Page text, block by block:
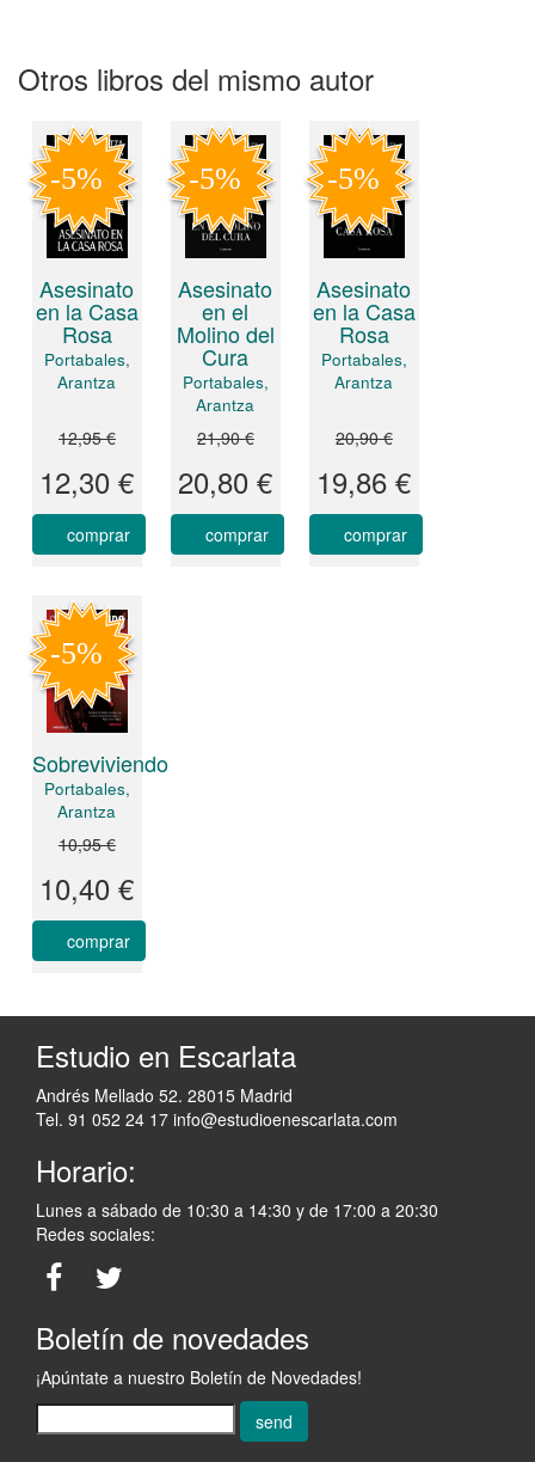
Otros libros del mismo autor
Asesinato
en la Casa
Rosa
Portabales,
Arantza
12,95 €
12,30 €
comprar
Asesinato
en el
Molino del
Cura
Portabales,
Arantza
21,90 €
20,80 €
comprar
Asesinato
en la Casa
Rosa
Portabales,
Arantza
20,90 €
19,86 €
comprar
Sobreviviendo
Portabales,
Arantza
10,95 €
10,40 €
comprar
Estudio en Escarlata
Andrés Mellado 52. 28015 Madrid
Tel. 91 052 24 17 info@estudioenescarlata.com
Horario:
Lunes a sábado de 10:30 a 14:30 y de 17:00 a 20:30
Redes sociales:
Boletín de novedades
¡Apúntate a nuestro Boletín de Novedades!
send